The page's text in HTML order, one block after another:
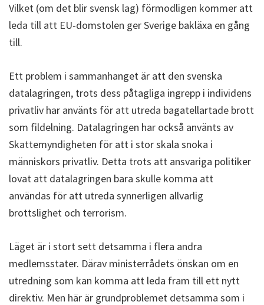
Vilket (om det blir svensk lag) förmodligen kommer att
leda till att EU-domstolen ger Sverige bakläxa en gång
till.
Ett problem i sammanhanget är att den svenska
datalagringen, trots dess påtagliga ingrepp i individens
privatliv har använts för att utreda bagatellartade brott
som fildelning. Datalagringen har också använts av
Skattemyndigheten för att i stor skala snoka i
människors privatliv. Detta trots att ansvariga politiker
lovat att datalagringen bara skulle komma att
användas för att utreda synnerligen allvarlig
brottslighet och terrorism.
Läget är i stort sett detsamma i flera andra
medlemsstater. Därav ministerrådets önskan om en
utredning som kan komma att leda fram till ett nytt
direktiv. Men här är grundproblemet detsamma som i